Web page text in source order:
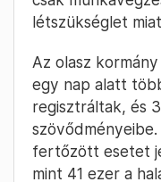
létszükséglet
Az olasz
egy nap alatt
regisztráltak, és
fertőzött esetet
mint 41 ezer a